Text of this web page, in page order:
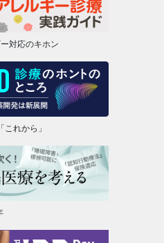
対応のキホン
れから」